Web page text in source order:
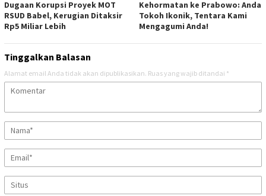
Dugaan Korupsi Proyek MOT
RSUD Babel, Kerugian Ditaksir
Rp5 Miliar Lebih
Kehormatan ke Prabowo: Anda
Tokoh Ikonik, Tentara Kami
Mengagumi Anda!
Tinggalkan Balasan
Alamat email Anda tidak akan dipublikasikan. Ruas yang wajib ditandai *